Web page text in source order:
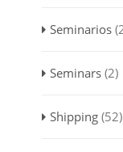
Seminarios
Seminars(2)
Shipping(52)